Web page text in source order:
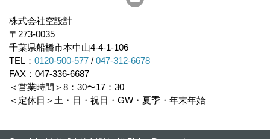
株式会社空設計
〒273-0035
千葉県船橋市本中山4-4-1-106
TEL： 0120-500-577 / 047-312-6678
FAX：047-336-6687
＜営業時間＞8：30〜17：30
＜定休日＞土・日・祝日・GW・夏季・年末年始